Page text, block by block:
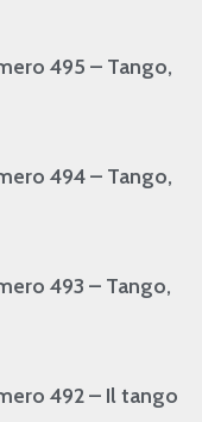
495 – Tango,
494 – Tango,
493 – Tango,
492 – Il tango